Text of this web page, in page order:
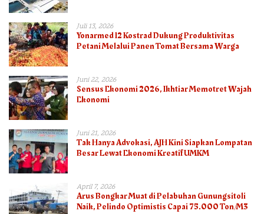
Juli 13, 2026
Yonarmed 12 Kostrad Dukung Produktivitas
Petani Melalui Panen Tomat Bersama Warga
Juni 22, 2026
Sensus Ekonomi 2026, Ikhtiar Memotret Wajah
Ekonomi
Juni 21, 2026
Tak Hanya Advokasi, AJH Kini Siapkan Lompatan
Besar Lewat Ekonomi Kreatif UMKM
April 7, 2026
Arus Bongkar Muat di Pelabuhan Gunungsitoli
Naik, Pelindo Optimistis Capai 75.000 Ton/M3